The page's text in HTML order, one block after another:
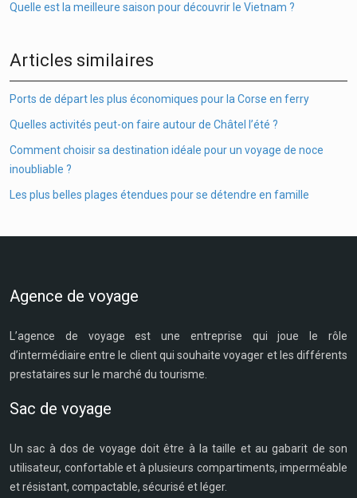
Quelle est la meilleure saison pour découvrir le Vietnam ?
Articles similaires
Ports de départ les plus économiques pour la Corse en ferry
Quelles activités peut-on faire autour de Châtel l’été ?
Comment choisir sa destination idéale pour un voyage de noce
inoubliable ?
Les plus belles plages étendues pour se détendre en famille
Agence de voyage
L’agence de voyage est une entreprise qui joue le rôle
d’intermédiaire entre le client qui souhaite voyager et les différents
prestataires sur le marché du tourisme.
Sac de voyage
Un sac à dos de voyage doit être à la taille et au gabarit de son
utilisateur, confortable et à plusieurs compartiments, imperméable
et résistant, compactable, sécurisé et léger.